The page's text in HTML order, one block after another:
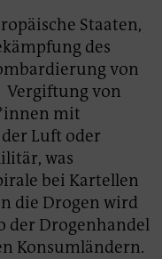
Staaten,
des
von
Vergiftung von
mit
Luft oder
was
bei Kartellen
die Drogen wird
der Drogenhandel
Konsumländern.